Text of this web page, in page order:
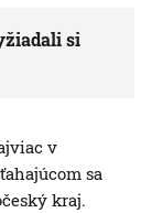
si
v
sa
kraj.